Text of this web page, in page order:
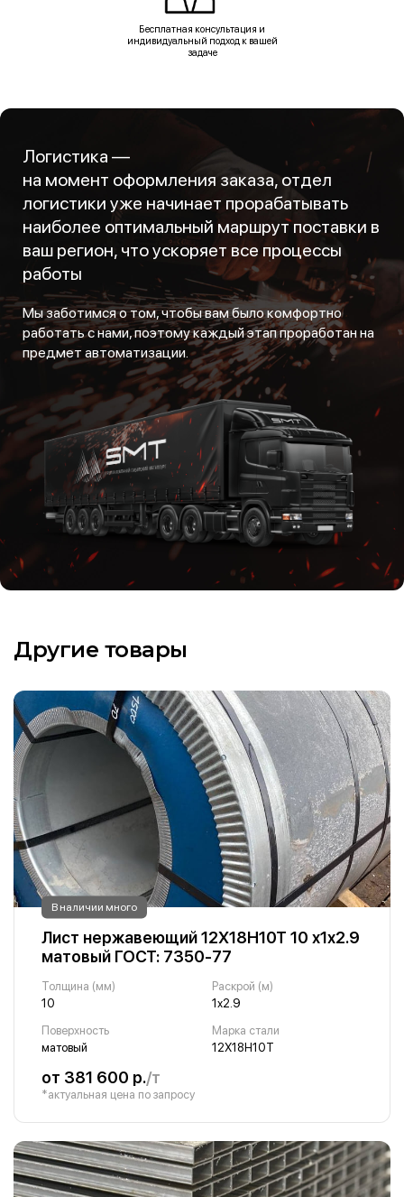
Бесплатная консультация и
индивидуальный подход к вашей
задаче
Логистика —
на момент оформления заказа, отдел
логистики уже начинает прорабатывать
наиболее оптимальный маршрут поставки в
ваш регион, что ускоряет все процессы
работы
Мы заботимся о том, чтобы вам было комфортно
работать с нами, поэтому каждый этап проработан на
предмет автоматизации.
Другие товары
В наличии много
Лист нержавеющий 12Х18Н10Т 10 х1х2.9
матовый ГОСТ: 7350-77
Толщина (мм)
10
Раскрой (м)
1х2.9
Поверхность
матовый
Марка стали
12Х18Н10Т
от 381 600 р./т
*актуальная цена по запросу